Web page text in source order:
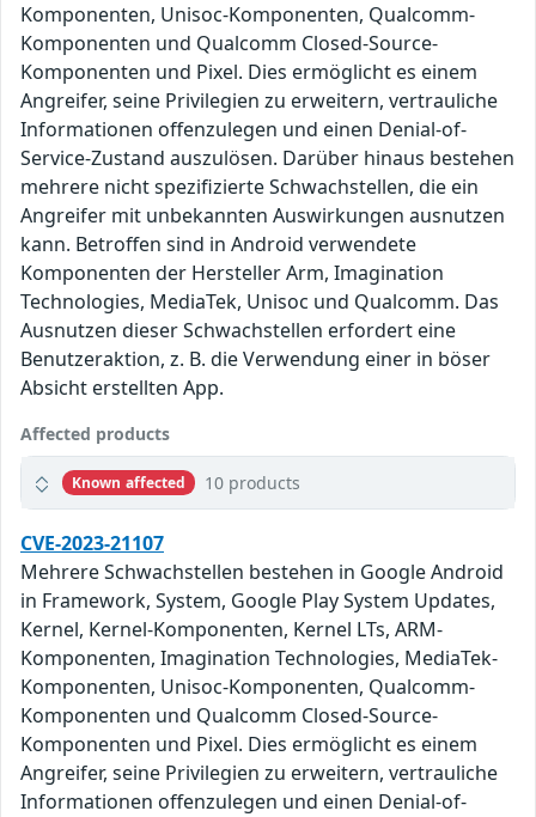
Komponenten, Unisoc-Komponenten, Qualcomm-
Komponenten und Qualcomm Closed-Source-
Komponenten und Pixel. Dies ermöglicht es einem
Angreifer, seine Privilegien zu erweitern, vertrauliche
Informationen offenzulegen und einen Denial-of-
Service-Zustand auszulösen. Darüber hinaus bestehen
mehrere nicht spezifizierte Schwachstellen, die ein
Angreifer mit unbekannten Auswirkungen ausnutzen
kann. Betroffen sind in Android verwendete
Komponenten der Hersteller Arm, Imagination
Technologies, MediaTek, Unisoc und Qualcomm. Das
Ausnutzen dieser Schwachstellen erfordert eine
Benutzeraktion, z. B. die Verwendung einer in böser
Absicht erstellten App.
Affected products
Known affected 10 products
CVE-2023-21107
Mehrere Schwachstellen bestehen in Google Android
in Framework, System, Google Play System Updates,
Kernel, Kernel-Komponenten, Kernel LTs, ARM-
Komponenten, Imagination Technologies, MediaTek-
Komponenten, Unisoc-Komponenten, Qualcomm-
Komponenten und Qualcomm Closed-Source-
Komponenten und Pixel. Dies ermöglicht es einem
Angreifer, seine Privilegien zu erweitern, vertrauliche
Informationen offenzulegen und einen Denial-of-